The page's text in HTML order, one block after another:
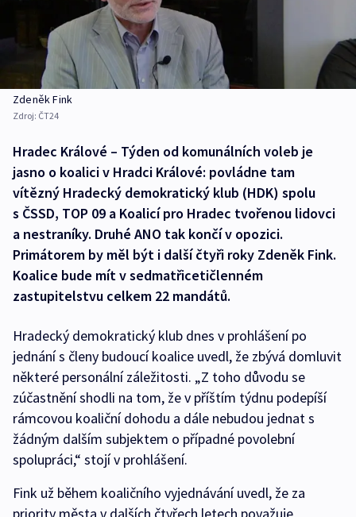
Zdeněk Fink
Zdroj: ČT24
Hradec Králové – Týden od komunálních voleb je
jasno o koalici v Hradci Králové: povládne tam
vítězný Hradecký demokratický klub (HDK) spolu
s ČSSD, TOP 09 a Koalicí pro Hradec tvořenou lidovci
a nestraníky. Druhé ANO tak končí v opozici.
Primátorem by měl být i další čtyři roky Zdeněk Fink.
Koalice bude mít v sedmatřicetičlenném
zastupitelstvu celkem 22 mandátů.
Hradecký demokratický klub dnes v prohlášení po
jednání s členy budoucí koalice uvedl, že zbývá domluvit
některé personální záležitosti. „Z toho důvodu se
zúčastnění shodli na tom, že v příštím týdnu podepíší
rámcovou koaliční dohodu a dále nebudou jednat s
žádným dalším subjektem o případné povolební
spolupráci,“ stojí v prohlášení.
Fink už během koaličního vyjednávání uvedl, že za